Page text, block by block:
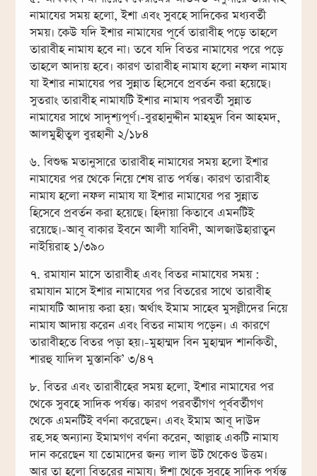
নামাযের সময় হলো, ইশা এবং সুবহে সাদিকের মধ্যবর্তী
সময়। কেউ যদি ইশার নামাযের পূর্বে তারাবীহ পড়ে তাহলে
তারাবীহ নামায হবে না। তবে যদি বিতর নামাযের পরে পড়ে
তাহলে আদায় হবে। কারণ তারাবীহ নামায হলো নফল নামায
যা ইশার নামাযের পর সুন্নাত হিসেবে প্রবর্তন করা হয়েছে।
সুতরাং তারাবীহ নামাযটি ইশার নামায পরবর্তী সুন্নাত
নামাযের সাথে সাদৃশ্যপূর্ণ।-বুরহানুদ্দীন মাহমুদ বিন আহমদ,
আলমুহীতুল বুরহানী ২/১৮৪
৬. বিশুদ্ধ মতানুসারে তারাবীহ নামাযের সময় হলো ইশার
নামাযের পর থেকে নিয়ে শেষ রাত পর্যন্ত। কারণ তারাবীহ
নামায হলো নফল নামায যা ইশার নামাযের পর সুন্নাত
হিসেবে প্রবর্তন করা হয়েছে। হিদায়া কিতাবে এমনটিই
রয়েছে।-আবূ বাকার ইবনে আলী যাবিদী, আলজাউহারাতুন
নাইয়িরাহ ১/৩৯০
৭. রমাযান মাসে তারাবীহ এবং বিতর নামাযের সময় :
রমাযান মাসে ইশার নামাযের পর বিতরের সাথে তারাবীহ
নামাযটি আদায় করা হয়। অর্থাৎ ইমাম সাহেব মুসল্লীদের নিয়ে
নামায আদায় করেন এবং বিতর নামায পড়েন। এ কারণে
তারাবীহতে বিতর পড়া হয়।-মুহাম্মদ বিন মুহাম্মদ শানকিতী,
শারহু যাদিল মুস্তানকি’ ৩/৪৭
৮. বিতর এবং তারাবীহের সময় হলো, ইশার নামাযের পর
থেকে সুবহে সাদিক পর্যন্ত। কারণ পরবর্তীগণ পূর্ববর্তীগণ
থেকে এমনটিই বর্ণনা করেছেন। এবং ইমাম আবূ দাউদ
রহ.সহ অন্যান্য ইমামগণ বর্ণনা করেন, আল্লাহ একটি নামায
দান করেছেন যা তোমাদের জন্য লাল উট থেকেও উত্তম।
আর তা হলো বিতরের নামায। ঈশা থেকে সুবহে সাদিক পর্যন্ত